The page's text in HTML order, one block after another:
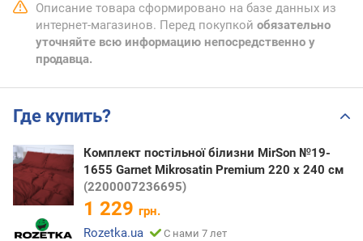
Описание товара сформировано на базе данных из
интернет-магазинов. Перед покупкой обязательно
уточняйте всю информацию непосредственно у
продавца.
Где купить?
Комплект постільної білизни MirSon №19-
1655 Garnet Mikrosatin Premium 220 x 240 см
(2200007236695)
1 229 грн.
Rozetka.ua
С нами 7 лет